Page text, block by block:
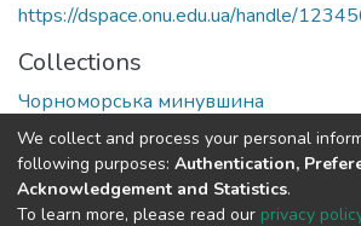
https://dspace.onu.edu.ua/handle/
Collections
Чорноморська минувшина
Full item page
We collect and process your personal
following purposes: Authentication,
Acknowledgement and Statistics.
To learn more, please read our privacy